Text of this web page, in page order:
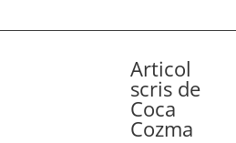
Articol
scris de
Coca
Cozma